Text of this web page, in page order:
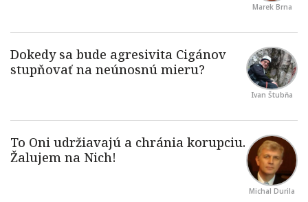
Marek Brna
Ivan Štubňa
Michal Durila